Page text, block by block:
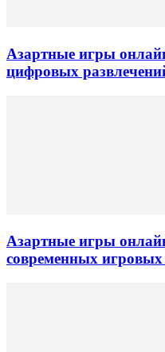
Азартные игры
цифровых
Азартные игры
современных